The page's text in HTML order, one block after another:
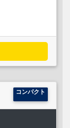
コンパクト